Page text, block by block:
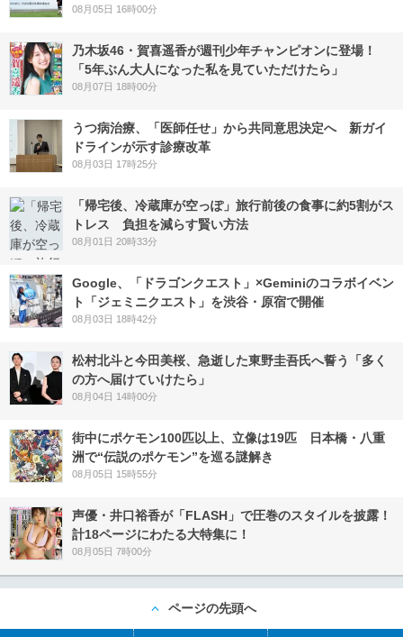
08月05日 16時00分
乃木坂46・賀喜遥香が週刊少年チャンピオンに登場！
「5年ぶん大人になった私を見ていただけたら」
08月07日 18時00分
うつ病治療、「医師任せ」から共同意思決定へ 新ガイ
ドラインが示す診療改革
08月03日 17時25分
「帰宅後、冷蔵庫が空っぽ」旅行前後の食事に約5割がス
トレス 負担を減らす賢い方法
08月01日 20時33分
Google、「ドラゴンクエスト」×Geminiのコラボイベン
ト「ジェミニクエスト」を渋谷・原宿で開催
08月03日 18時42分
松村北斗と今田美桜、急逝した東野圭吾氏へ誓う「多く
の方へ届けていけたら」
08月04日 14時00分
街中にポケモン100匹以上、立像は19匹 日本橋・八重
洲で“伝説のポケモン”を巡る謎解き
08月05日 15時55分
声優・井口裕香が「FLASH」で圧巻のスタイルを披露！
計18ページにわたる大特集に！
08月05日 7時00分
ページの先頭へ